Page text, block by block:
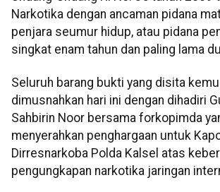
Narkotika dengan ancaman pidana
penjara seumur hidup, atau pidana
singkat enam tahun dan paling lama
Seluruh barang bukti yang disita
dimusnahkan hari ini dengan dihadiri
Sahbirin Noor bersama forkopimda
menyerahkan penghargaan untuk
Dirresnarkoba Polda Kalsel atas
pengungkapan narkotika jaringan